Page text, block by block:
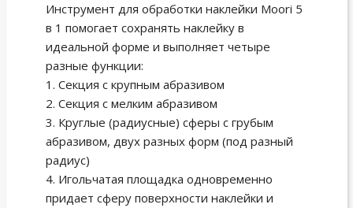
Инструмент для обработки наклейки Moori 5
в 1 помогает сохранять наклейку в
идеальной форме и выполняет четыре
разные функции:
1. Секция с крупным абразивом
2. Секция с мелким абразивом
3. Круглые (радиусные) сферы с грубым
абразивом, двух разных форм (под разный
радиус)
4. Игольчатая площадка одновременно
придает сферу поверхности наклейки и